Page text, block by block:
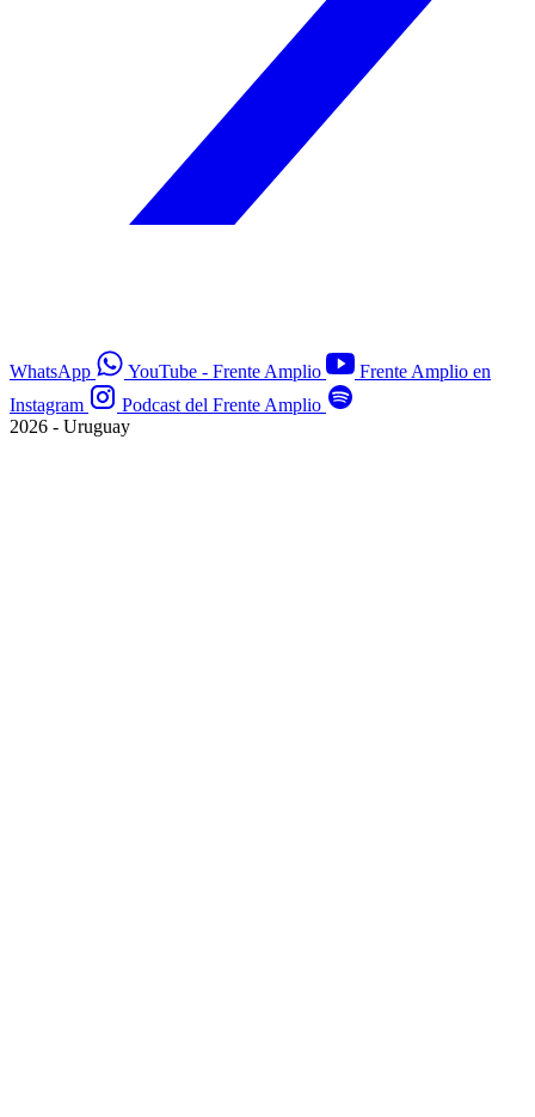
WhatsApp YouTube - Frente Amplio
Frente Amplio en
Instagram
Podcast del Frente Amplio
2026 - Uruguay